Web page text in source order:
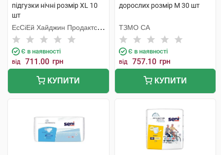
підгузки нічні розмір XL 10
шт
ЕсСіЕй Хайджин Продактс
Хугезанд
Є в наявності
від 711.00 грн
КУПИТИ
дорослих розмір M 30 шт
ТЗМО СА
Є в наявності
від 757.10 грн
КУПИТИ